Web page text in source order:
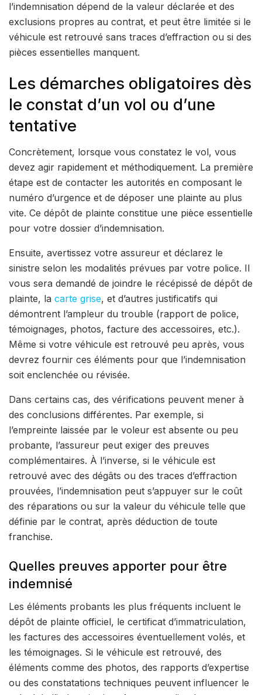
l’indemnisation dépend de la valeur déclarée et des
exclusions propres au contrat, et peut être limitée si le
véhicule est retrouvé sans traces d’effraction ou si des
pièces essentielles manquent.
Les démarches obligatoires dès
le constat d’un vol ou d’une
tentative
Concrètement, lorsque vous constatez le vol, vous
devez agir rapidement et méthodiquement. La première
étape est de contacter les autorités en composant le
numéro d’urgence et de déposer une plainte au plus
vite. Ce dépôt de plainte constitue une pièce essentielle
pour votre dossier d’indemnisation.
Ensuite, avertissez votre assureur et déclarez le
sinistre selon les modalités prévues par votre police. Il
vous sera demandé de joindre le récépissé de dépôt de
plainte, la carte grise, et d’autres justificatifs qui
démontrent l’ampleur du trouble (rapport de police,
témoignages, photos, facture des accessoires, etc.).
Même si votre véhicule est retrouvé peu après, vous
devrez fournir ces éléments pour que l’indemnisation
soit enclenchée ou révisée.
Dans certains cas, des vérifications peuvent mener à
des conclusions différentes. Par exemple, si
l’empreinte laissée par le voleur est absente ou peu
probante, l’assureur peut exiger des preuves
complémentaires. À l’inverse, si le véhicule est
retrouvé avec des dégâts ou des traces d’effraction
prouvées, l’indemnisation peut s’appuyer sur le coût
des réparations ou sur la valeur du véhicule telle que
définie par le contrat, après déduction de toute
franchise.
Quelles preuves apporter pour être
indemnisé
Les éléments probants les plus fréquents incluent le
dépôt de plainte officiel, le certificat d’immatriculation,
les factures des accessoires éventuellement volés, et
les témoignages. Si le véhicule est retrouvé, des
éléments comme des photos, des rapports d’expertise
ou des constatations techniques peuvent influencer le